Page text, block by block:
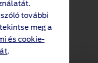
további
meg a
és cookie-
.